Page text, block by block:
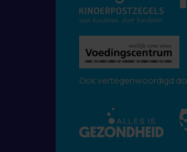
Ook vertegenwoordigd